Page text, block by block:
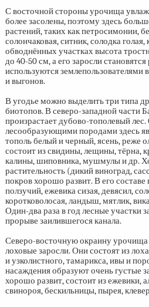
С восточной стороны урочища
более засолены, поэтому здесь
растений, таких как петросимонии,
солончаковая, ситник, солодка
обводнённых участках высота
до 40-50 см,а его заросли
используются землепользователями
и выгонов.
В угодье можно выделить три типа
биотопов. В северо-западной части
произрастает дубово-тополевый
лесообразующими породами здесь
тополь белый и черный, ясень, реже
состоит из свидины, лещины, тёрна,
калины, шиповника, мушмулы и др.
растительность (дикий виноград,
покров хорошо развит. В его
ползучий, ежевика сизая, девясил,
коротковолосая, ландыш, мятлик,
Один-два раза в год лесные участки
прорыве заилившегося канала.
Северо-восточную окраину
лоховые заросли. Они состоят из
и узколистного, тамарикса, ивы и
насаждения образуют очень густые
хорошо развит, состоит из ежевики,
свинороя, бескильницы, пырея,